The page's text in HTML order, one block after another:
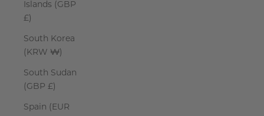
Islands (GBP
£)
South Korea
(KRW ₩)
South Sudan
(GBP £)
Spain (EUR